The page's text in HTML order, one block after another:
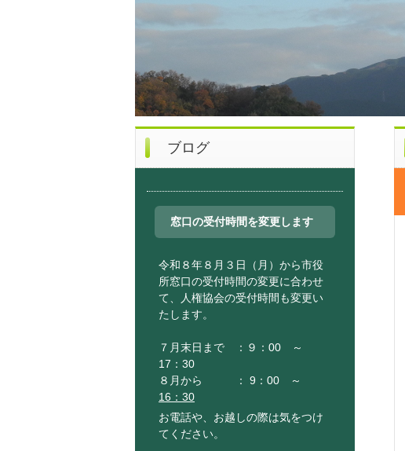
ブログ
窓口の受付時間を変更します
令和８年８月３日（月）から市役
所窓口の受付時間の変更に合わせ
て、人権協会の受付時間も変更い
たします。
７月末日まで ：９：00 ～
17：30
８月から ： 9：00 ～
16：30
お電話や、お越しの際は気をつけ
てください。